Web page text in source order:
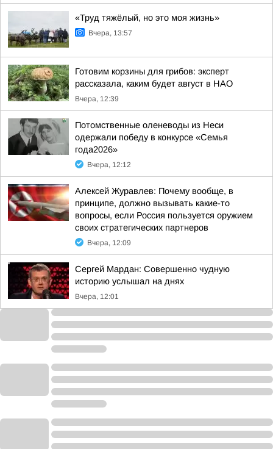
«Труд тяжёлый, но это моя жизнь»
Вчера, 13:57
Готовим корзины для грибов: эксперт
рассказала, каким будет август в НАО
Вчера, 12:39
Потомственные оленеводы из Неси
одержали победу в конкурсе «Семья
года2026»
Вчера, 12:12
Алексей Журавлев: Почему вообще, в
принципе, должно вызывать какие-то
вопросы, если Россия пользуется оружием
своих стратегических партнеров
Вчера, 12:09
Сергей Мардан: Совершенно чудную
историю услышал на днях
Вчера, 12:01